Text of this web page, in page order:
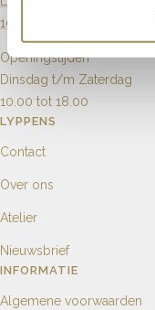
1012 GB Amsterdam
Openingstijden
Dinsdag t/m Zaterdag
10.00 tot 18.00
LYPPENS
Contact
Over ons
Atelier
Nieuwsbrief
INFORMATIE
Algemene voorwaarden